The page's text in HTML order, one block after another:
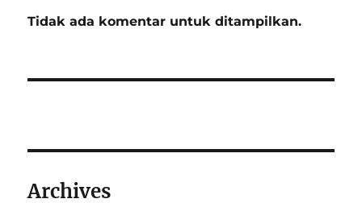
Tidak ada komentar untuk ditampilkan.
Archives